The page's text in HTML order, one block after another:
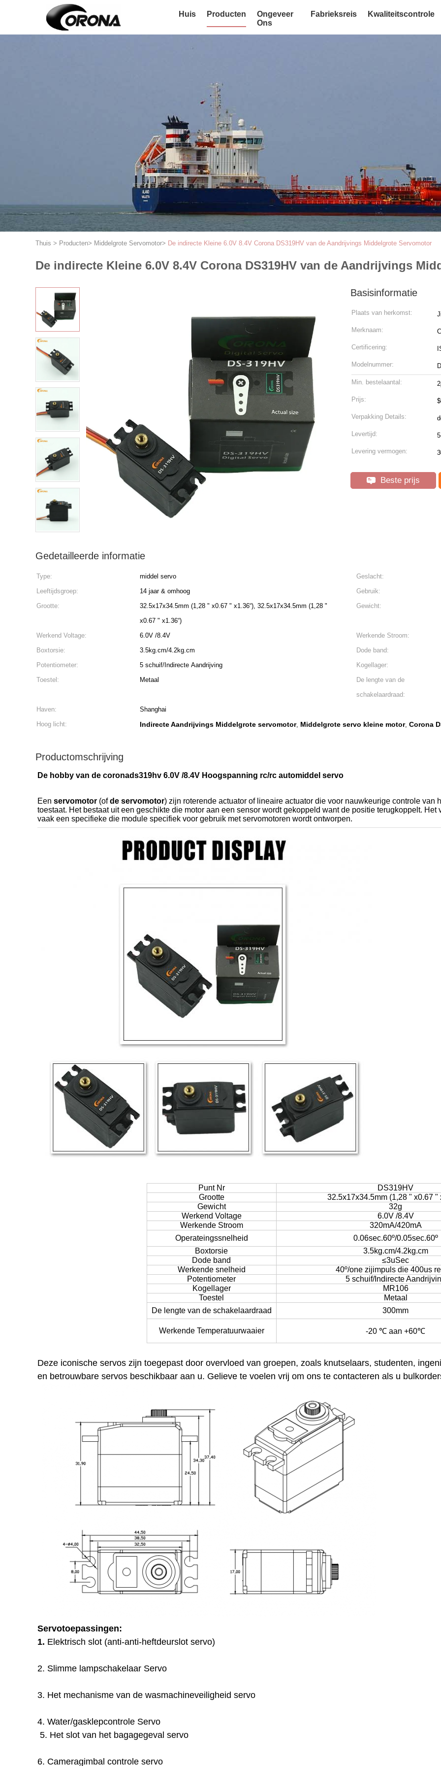
Huis Producten
Ongeveer
Ons
Fabrieksreis Kwaliteitscontrole
Thuis > Producten> Middelgrote Servomotor> De indirecte Kleine 6.0V 8.4V Corona DS319HV van de Aandrijvings Middelgrote Servomotor
De indirecte Kleine 6.0V 8.4V Corona DS319HV van de Aandrijvings
Basisinformatie
Plaats van herkomst:
Merknaam:
Certificering:
Modelnummer:
Min. bestelaantal:
Prijs:
Verpakking Details:
Levertijd:
Levering vermogen:
Beste prijs
Gedetailleerde informatie
Type: middel servo Geslacht:
Leeftijdsgroep:
14 jaar & omhoog Gebruik:
Grootte:
32.5x17x34.5mm (1,28 " x0.67 " x1.36“), 32.5x17x34.5mm (1,28 "
x0.67 " x1.36“)
Gewicht:
Werkend Voltage: 6.0V /8.4V Werkende Stroom:
Boxtorsie:
3.5kg.cm/4.2kg.cm Dode band:
Potentiometer:
5 schuif/Indirecte Aandrijving Kogellager:
Toestel:
Metaal
De lengte van de
schakelaardraad:
Haven:
Shanghai
Hoog licht:
Indirecte Aandrijvings Middelgrote servomotor, Middelgrote servo kleine motor, Corona
Productomschrijving
De hobby van de coronads319hv 6.0V /8.4V Hoogspanning rc/rc automiddel servo
Een servomotor (ofde servomotor) zijn roterende actuator of lineaire actuator die voor nauwkeurige controle
toestaat. Het bestaat uit een geschikte die motor aan een sensor wordt gekoppeld want de positie terugkoppelt.
vaak een specifieke die module specifiek voor gebruik met servomotoren wordt ontworpen.
Punt Nr
DS319HV
Grootte
32.5x17x34.5mm (1,28 " x0.67 "
Gewicht
32g
Werkend Voltage
6.0V /8.4V
Werkende Stroom
320mA/420mA
Operateingssnelheid
0.06sec.60º/0.05sec.60º
Boxtorsie
3.5kg.cm/4.2kg.cm
Dode band
≤3uSec
Werkende snelheid
40º/one zijimpuls die 400us
Potentiometer
5 schuif/Indirecte
Kogellager
MR106
Toestel
Metaal
De lengte van de schakelaardraad
300mm
Werkende Temperatuurwaaier -20 ℃ aan +60℃
Deze iconische servos zijn toegepast door overvloed van groepen, zoals knutselaars, studenten,
en betrouwbare servos beschikbaar aan u. Gelieve te voelen vrij om ons te contacteren als u
Servotoepassingen:
1. Elektrisch slot (anti-anti-heftdeurslot servo)
2. Slimme lampschakelaar Servo
3. Het mechanisme van de wasmachineveiligheid servo
4. Water/gasklepcontrole Servo
5. Het slot van het bagagegeval servo
6. Cameragimbal controle servo